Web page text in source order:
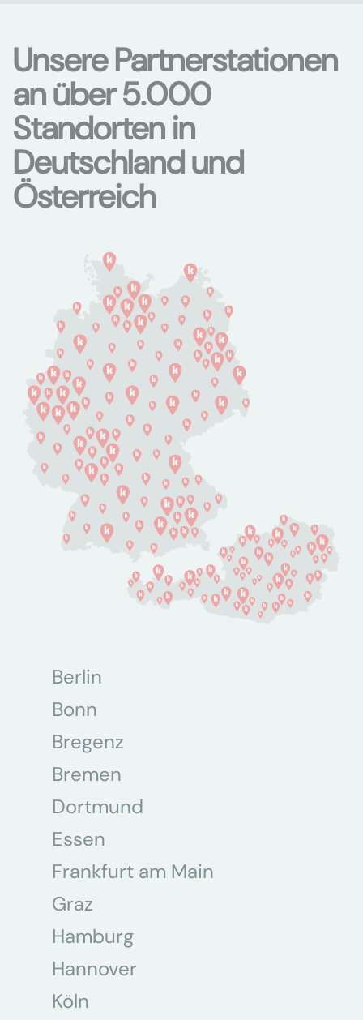
Unsere Partnerstationen
an über 5.000
Standorten in
Deutschland und
Österreich
Berlin
Bonn
Bregenz
Bremen
Dortmund
Essen
Frankfurt am Main
Graz
Hamburg
Hannover
Köln